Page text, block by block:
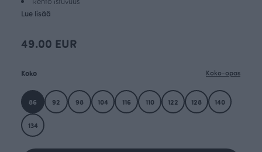
Lue lisää
49.00 EUR
Koko Koko-opas
86 92 98 104 116 110 122 128 140
134